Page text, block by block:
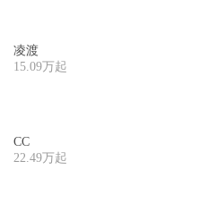
凌渡
15.09万起
CC
22.49万起